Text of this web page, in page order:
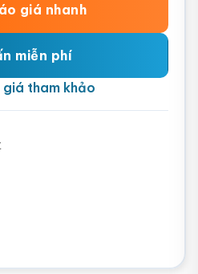
giá nhanh
miễn phí
tham khảo